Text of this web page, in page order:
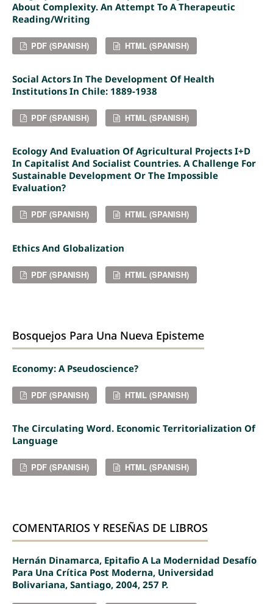
About Complexity. An Attempt To A Therapeutic
Reading/writing
PDF (SPANISH) HTML (SPANISH)
Social Actors In The Development Of Health
Institutions In Chile: 1889-1938
PDF (SPANISH) HTML (SPANISH)
Ecology And Evaluation Of Agricultural Projects I+D
In Capitalist And Socialist Countries. A Challenge For
Sustainable Development Or The Impossible
Evaluation?
PDF (SPANISH) HTML (SPANISH)
Ethics And Globalization
PDF (SPANISH) HTML (SPANISH)
Bosquejos Para Una Nueva Episteme
Economy: A Pseudoscience?
PDF (SPANISH) HTML (SPANISH)
The Circulating Word. Economic Territorialization Of
Language
PDF (SPANISH) HTML (SPANISH)
COMENTARIOS Y RESEÑAS DE LIBROS
Hernán Dinamarca, Epitafio A La Modernidad Desafío
Para Una Crítica Post Moderna, Universidad
Bolivariana, Santiago, 2004, 257 P.